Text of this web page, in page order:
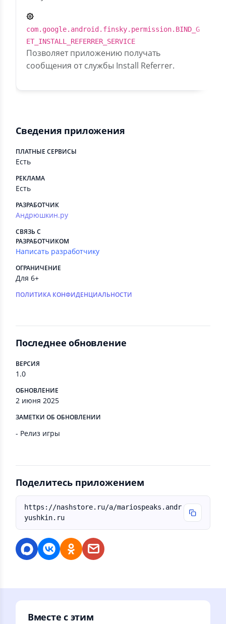
com.google.android.finsky.permission.BIND_G
ET_INSTALL_REFERRER_SERVICE
Позволяет приложению получать
сообщения от службы Install Referrer.
Сведения приложения
ПЛАТНЫЕ СЕРВИСЫ
Есть
РЕКЛАМА
Есть
РАЗРАБОТЧИК
Андрюшкин.ру
СВЯЗЬ С
РАЗРАБОТЧИКОМ
Написать разработчику
ОГРАНИЧЕНИЕ
Для 6+
ПОЛИТИКА КОНФИДЕНЦИАЛЬНОСТИ
Последнее обновление
ВЕРСИЯ
1.0
ОБНОВЛЕНИЕ
2 июня 2025
ЗАМЕТКИ ОБ ОБНОВЛЕНИИ
- Релиз игры
Поделитесь приложением
https://nashstore.ru/a/mariospeaks.andr
yushkin.ru
Вместе с этим